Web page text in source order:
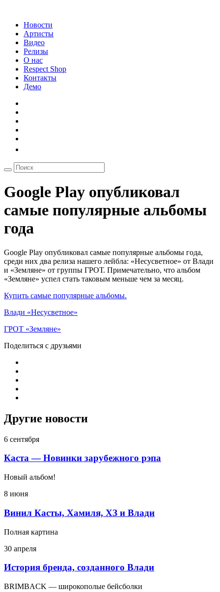
Новости
Артисты
Видео
Релизы
О нас
Respect Shop
Контакты
Демо
Google Play опубликовал
самые популярные альбомы
года
Google Play опубликовал самые популярные альбомы года,
среди них два релиза нашего лейбла: «Несусветное» от Влади
и «Земляне» от группы ГРОТ. Примечательно, что альбом
«Земляне» успел стать таковым меньше чем за месяц.
Купить самые популярные альбомы.
Влади «Несусветное»
ГРОТ «Земляне»
Поделиться с друзьями
Другие новости
6 сентября
Каста — Новинки зарубежного рэпа
Новый альбом!
8 июня
Винил Касты, Хамиля, ХЗ и Влади
Полная картина
30 апреля
История бренда, созданного Влади
BRIMBACK — широкополые бейсболки